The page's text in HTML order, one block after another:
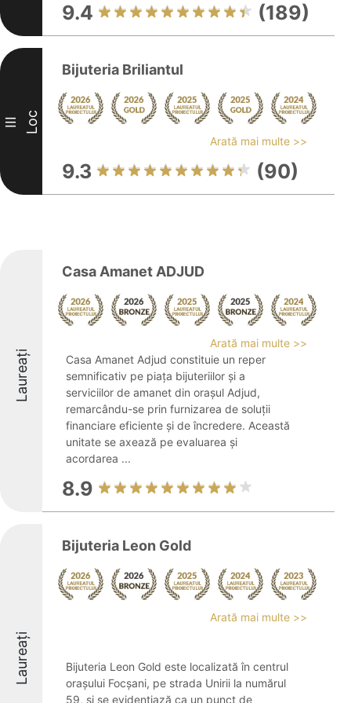
9.4 (189)
III Loc
Bijuteria Briliantul
Arată mai multe >>
9.3 (90)
Laureați
Casa Amanet ADJUD
Arată mai multe >>
Casa Amanet Adjud constituie un reper
semnificativ pe piața bijuteriilor și a
serviciilor de amanet din orașul Adjud,
remarcându-se prin furnizarea de soluții
financiare eficiente și de încredere. Această
unitate se axează pe evaluarea și
acordarea ...
8.9
Laureați
Bijuteria Leon Gold
Arată mai multe >>
Bijuteria Leon Gold este localizată în centrul
orașului Focșani, pe strada Unirii la numărul
59, și se evidențiază ca un punct de